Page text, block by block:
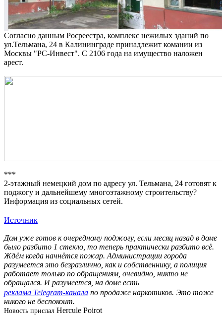
Согласно данным Росреестра, комплекс нежилых зданий по
ул.Тельмана, 24 в Калининграде принадлежит комании из
Москвы "РС-Инвест". С 2106 года на имущество наложен
арест.
***
2-этажный немецкий дом по адресу ул. Тельмана, 24 готовят к
поджогу и дальнейшему многоэтажному строительству?
Информация из социальных сетей.
Источник
Дом уже готов к очередному поджогу, если месяц назад в доме
было разбито 1 стекло, то теперь практически разбито всё.
Ждём когда начнётся пожар. Администрации города
разумеется это безразлично, как и собственнику, а полиция
работает только по обращениям, очевидно, никто не
обращался. И разумеется, на доме есть
реклама Telegram-канала по продаже наркотиков. Это тоже
никого не беспокоит.
Новость прислал Hercule Poirot